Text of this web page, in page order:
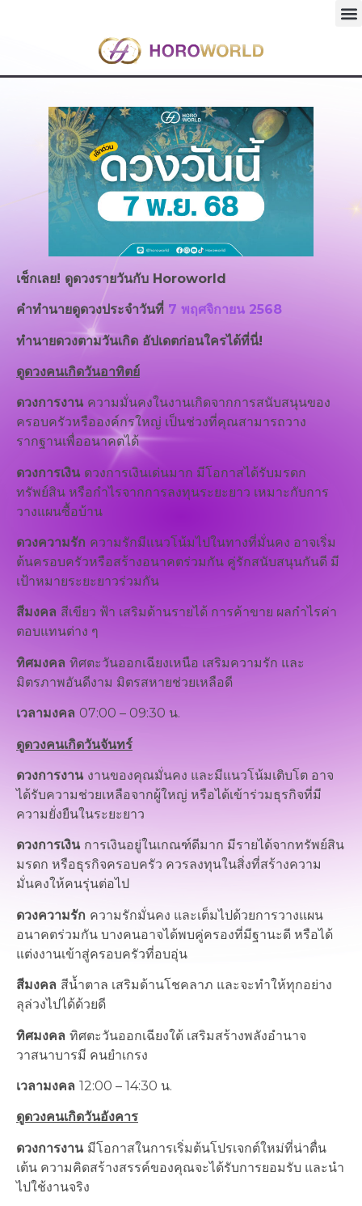
เช็กเลย! ดูดวงรายวันกับ Horoworld
คำทำนายดูดวงประจำวันที่ 7 พฤศจิกายน 2568
ทำนายดวงตามวันเกิด อัปเดตก่อนใครได้ที่นี่!
ดูดวงคนเกิดวันอาทิตย์
ดวงการงาน ความมั่นคงในงานเกิดจากการสนับสนุนของ
ครอบครัวหรือองค์กรใหญ่ เป็นช่วงที่คุณสามารถวาง
รากฐานเพื่ออนาคตได้
ดวงการเงิน ดวงการเงินเด่นมาก มีโอกาสได้รับมรดก
ทรัพย์สิน หรือกำไรจากการลงทุนระยะยาว เหมาะกับการ
วางแผนซื้อบ้าน
ดวงความรัก ความรักมีแนวโน้มไปในทางที่มั่นคง อาจเริ่ม
ต้นครอบครัวหรือสร้างอนาคตร่วมกัน คู่รักสนับสนุนกันดี มี
เป้าหมายระยะยาวร่วมกัน
สีมงคล สีเขียว ฟ้า เสริมด้านรายได้ การค้าขาย ผลกำไรค่า
ตอบแทนต่าง ๆ
ทิศมงคล ทิศตะวันออกเฉียงเหนือ เสริมความรัก และ
มิตรภาพอันดีงาม มิตรสหายช่วยเหลือดี
เวลามงคล 07:00 – 09:30 น.
ดูดวงคนเกิดวันจันทร์
ดวงการงาน งานของคุณมั่นคง และมีแนวโน้มเติบโต อาจ
ได้รับความช่วยเหลือจากผู้ใหญ่ หรือได้เข้าร่วมธุรกิจที่มี
ความยั่งยืนในระยะยาว
ดวงการเงิน การเงินอยู่ในเกณฑ์ดีมาก มีรายได้จากทรัพย์สิน
มรดก หรือธุรกิจครอบครัว ควรลงทุนในสิ่งที่สร้างความ
มั่นคงให้คนรุ่นต่อไป
ดวงความรัก ความรักมั่นคง และเต็มไปด้วยการวางแผน
อนาคตร่วมกัน บางคนอาจได้พบคู่ครองที่มีฐานะดี หรือได้
แต่งงานเข้าสู่ครอบครัวที่อบอุ่น
สีมงคล สีน้ำตาล เสริมด้านโชคลาภ และจะทำให้ทุกอย่าง
ลุล่วงไปได้ด้วยดี
ทิศมงคล ทิศตะวันออกเฉียงใต้ เสริมสร้างพลังอำนาจ
วาสนาบารมี คนยำเกรง
เวลามงคล 12:00 – 14:30 น.
ดูดวงคนเกิดวันอังคาร
ดวงการงาน มีโอกาสในการเริ่มต้นโปรเจกต์ใหม่ที่น่าตื่น
เต้น ความคิดสร้างสรรค์ของคุณจะได้รับการยอมรับ และนำ
ไปใช้งานจริง